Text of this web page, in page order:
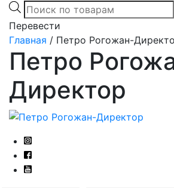
Products
search
Перевести
Главная / Петро Рогожан-
Петро
Директор